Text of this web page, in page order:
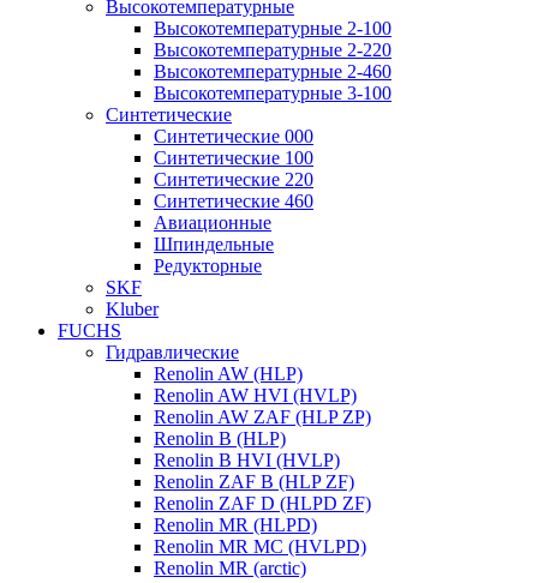
Высокотемпературные
Высокотемпературные 2-100
Высокотемпературные 2-220
Высокотемпературные 2-460
Высокотемпературные 3-100
Синтетические
Синтетические 000
Синтетические 100
Синтетические 220
Синтетические 460
Авиационные
Шпиндельные
Редукторные
SKF
Kluber
FUCHS
Гидравлические
Renolin AW (HLP)
Renolin AW HVI (HVLP)
Renolin AW ZAF (HLP ZP)
Renolin B (HLP)
Renolin B HVI (HVLP)
Renolin ZAF B (HLP ZF)
Renolin ZAF D (HLPD ZF)
Renolin MR (HLPD)
Renolin MR MC (HVLPD)
Renolin MR (arctic)